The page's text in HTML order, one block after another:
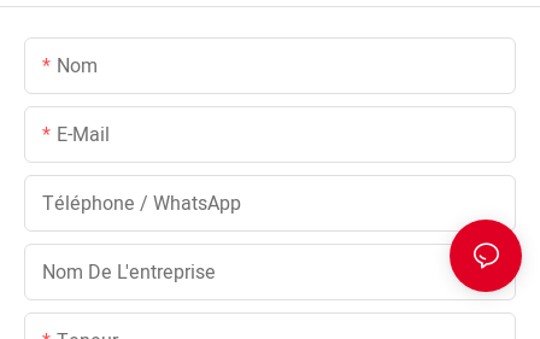
Nom
E-Mail
Téléphone / WhatsApp
Nom De L'entreprise